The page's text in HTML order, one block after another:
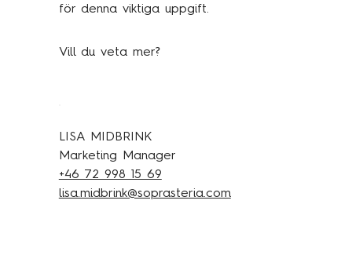
för denna viktiga uppgift.
Vill du veta mer?
LISA MIDBRINK
Marketing Manager
+46 72 998 15 69
lisa.midbrink@soprasteria.com